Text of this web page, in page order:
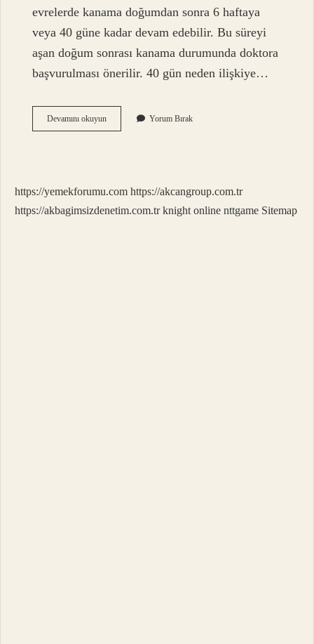
evrelerde kanama doğumdan sonra 6 haftaya
veya 40 güne kadar devam edebilir. Bu süreyi
aşan doğum sonrası kanama durumunda doktora
başvurulması önerilir. 40 gün neden ilişkiye…
Devamını okuyunDoğumdan
Sonra
Yorum Bırak
https://yemekforumu.com https://akcangroup.com.tr
https://akbagimsizdenetim.com.tr knight online nttgame Sitemap